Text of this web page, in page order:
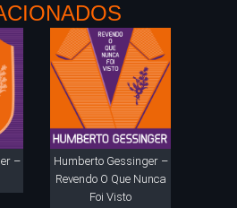
–
Humberto Gessinger –
Revendo O Que Nunca
Foi Visto